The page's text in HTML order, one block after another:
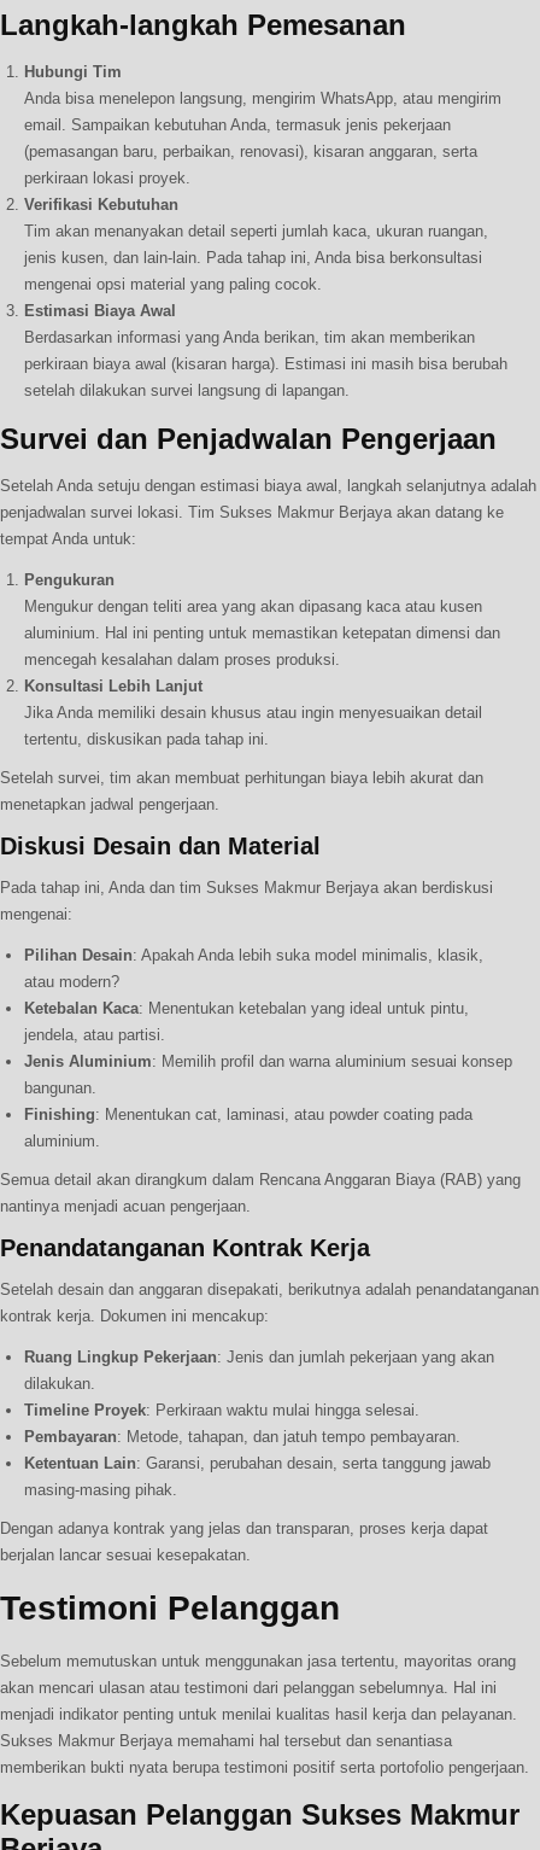
Langkah-langkah Pemesanan
Hubungi Tim
Anda bisa menelepon langsung, mengirim WhatsApp, atau mengirim
email. Sampaikan kebutuhan Anda, termasuk jenis pekerjaan
(pemasangan baru, perbaikan, renovasi), kisaran anggaran, serta
perkiraan lokasi proyek.
Verifikasi Kebutuhan
Tim akan menanyakan detail seperti jumlah kaca, ukuran ruangan,
jenis kusen, dan lain-lain. Pada tahap ini, Anda bisa berkonsultasi
mengenai opsi material yang paling cocok.
Estimasi Biaya Awal
Berdasarkan informasi yang Anda berikan, tim akan memberikan
perkiraan biaya awal (kisaran harga). Estimasi ini masih bisa berubah
setelah dilakukan survei langsung di lapangan.
Survei dan Penjadwalan Pengerjaan
Setelah Anda setuju dengan estimasi biaya awal, langkah selanjutnya adalah
penjadwalan survei lokasi. Tim Sukses Makmur Berjaya akan datang ke
tempat Anda untuk:
Pengukuran
Mengukur dengan teliti area yang akan dipasang kaca atau kusen
aluminium. Hal ini penting untuk memastikan ketepatan dimensi dan
mencegah kesalahan dalam proses produksi.
Konsultasi Lebih Lanjut
Jika Anda memiliki desain khusus atau ingin menyesuaikan detail
tertentu, diskusikan pada tahap ini.
Setelah survei, tim akan membuat perhitungan biaya lebih akurat dan
menetapkan jadwal pengerjaan.
Diskusi Desain dan Material
Pada tahap ini, Anda dan tim Sukses Makmur Berjaya akan berdiskusi
mengenai:
Pilihan Desain: Apakah Anda lebih suka model minimalis, klasik,
atau modern?
Ketebalan Kaca: Menentukan ketebalan yang ideal untuk pintu,
jendela, atau partisi.
Jenis Aluminium: Memilih profil dan warna aluminium sesuai konsep
bangunan.
Finishing: Menentukan cat, laminasi, atau powder coating pada
aluminium.
Semua detail akan dirangkum dalam Rencana Anggaran Biaya (RAB) yang
nantinya menjadi acuan pengerjaan.
Penandatanganan Kontrak Kerja
Setelah desain dan anggaran disepakati, berikutnya adalah penandatanganan
kontrak kerja. Dokumen ini mencakup:
Ruang Lingkup Pekerjaan: Jenis dan jumlah pekerjaan yang akan
dilakukan.
Timeline Proyek: Perkiraan waktu mulai hingga selesai.
Pembayaran: Metode, tahapan, dan jatuh tempo pembayaran.
Ketentuan Lain: Garansi, perubahan desain, serta tanggung jawab
masing-masing pihak.
Dengan adanya kontrak yang jelas dan transparan, proses kerja dapat
berjalan lancar sesuai kesepakatan.
Testimoni Pelanggan
Sebelum memutuskan untuk menggunakan jasa tertentu, mayoritas orang
akan mencari ulasan atau testimoni dari pelanggan sebelumnya. Hal ini
menjadi indikator penting untuk menilai kualitas hasil kerja dan pelayanan.
Sukses Makmur Berjaya memahami hal tersebut dan senantiasa
memberikan bukti nyata berupa testimoni positif serta portofolio pengerjaan.
Kepuasan Pelanggan Sukses Makmur